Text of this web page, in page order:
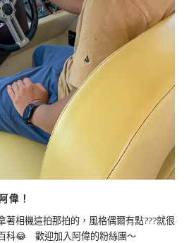
偉！
著相機這拍那拍的，風格偶爾有點???就很
科😂 歡迎加入阿偉的粉絲團～